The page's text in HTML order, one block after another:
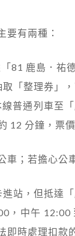
要有兩種：
81 鹿島．祐
「整理券」
普通列車至
12 分鐘，票價
；若擔心公
站，但抵達
，中午
即時處理扣款